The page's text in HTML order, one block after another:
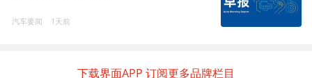
汽车要闻 1天前
下载界面APP 订阅更多品牌栏目